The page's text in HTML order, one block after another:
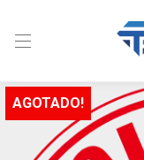
AGOTADO!